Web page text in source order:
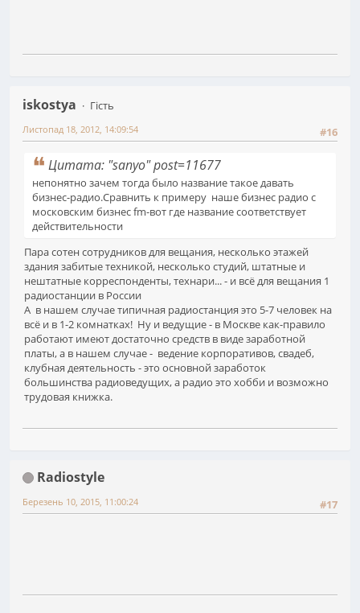
iskostya
Гість
#16
Листопад 18, 2012, 14:09:54
Цитата: "sanyo" post=11677
непонятно зачем тогда было название такое давать
бизнес-радио.Сравнить к примеру наше бизнес радио с
московским бизнес fm-вот где название соответствует
действительности
Пара сотен сотрудников для вещания, несколько этажей
здания забитые техникой, несколько студий, штатные и
нештатные корреспонденты, технари... - и всё для вещания 1
радиостанции в России
А в нашем случае типичная радиостанция это 5-7 человек на
всё и в 1-2 комнатках! Ну и ведущие - в Москве как-правило
работают имеют достаточно средств в виде заработной
платы, а в нашем случае - ведение корпоративов, свадеб,
клубная деятельность - это основной заработок
большинства радиоведущих, а радио это хобби и возможно
трудовая книжка.
Radiostyle
#17
Березень 10, 2015, 11:00:24